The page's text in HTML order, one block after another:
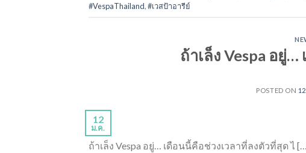
#VespaThailand,#เวสป้าอารีย์
ถ้าเล็ง Vespa อยู่
POSTED ON
12
ม.ค.
ถ้าเล็ง Vespa อยู่… เดือนนี้คือช่วงเวลาที่ลงตัวที่สุด ไ